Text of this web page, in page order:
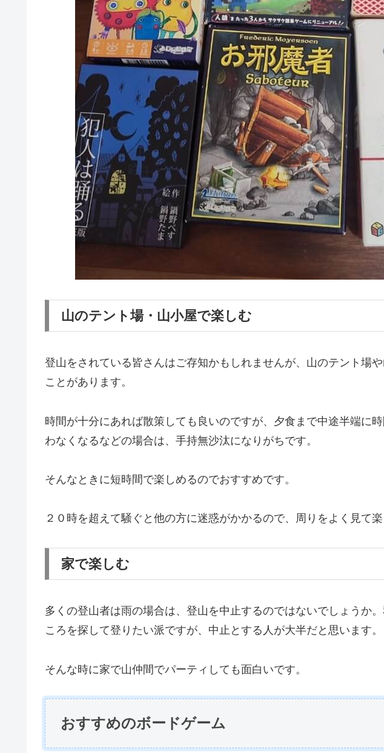
山のテント場・山小屋で楽しむ
登山をされている皆さんはご存知かもしれませんが、山のテント場
ことがあります。
時間が十分にあれば散策しても良いのですが、夕食まで中途半端に
わなくなるなどの場合は、手持無沙汰になりがちです。
そんなときに短時間で楽しめるのでおすすめです。
２０時を超えて騒ぐと他の方に迷惑がかかるので、周りをよく見て楽
家で楽しむ
多くの登山者は雨の場合は、登山を中止するのではないでしょうか
ころを探して登りたい派ですが、中止とする人が大半だと思います。
そんな時に家で山仲間でパーティしても面白いです。
おすすめのボードゲーム